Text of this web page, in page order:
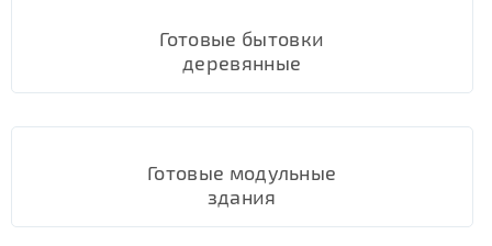
Готовые бытовки
деревянные
Готовые модульные
здания